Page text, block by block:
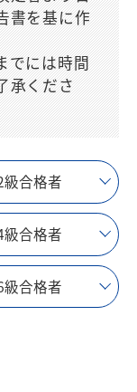
書を基に作
でには時間
承くださ
級合格者
級合格者
級合格者